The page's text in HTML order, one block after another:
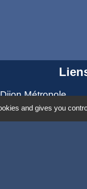
Dijon Métropole
Département de la
Région Bourgogne
and gives you